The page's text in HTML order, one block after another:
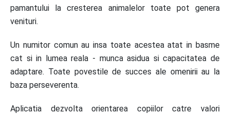
pamantului la cresterea animalelor toate pot genera
venituri.
Un numitor comun au insa toate acestea atat in basme
cat si in lumea reala - munca asidua si capacitatea de
adaptare. Toate povestile de succes ale omenirii au la
baza perseverenta.
Aplicatia dezvolta orientarea copiilor catre valori